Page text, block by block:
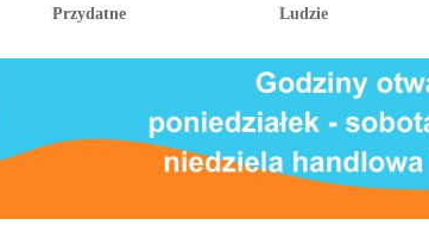
Przydatne Ludzie